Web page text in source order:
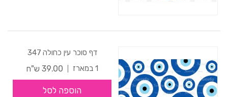
דף סוכר עין כחולה 347
1 במארז
39.00 ש"ח
הוספה לסל